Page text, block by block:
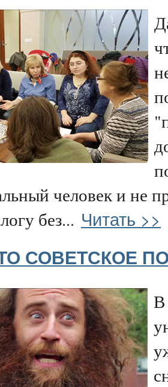
человек и не
без... Читать >>
СОВЕТСКОЕ
В